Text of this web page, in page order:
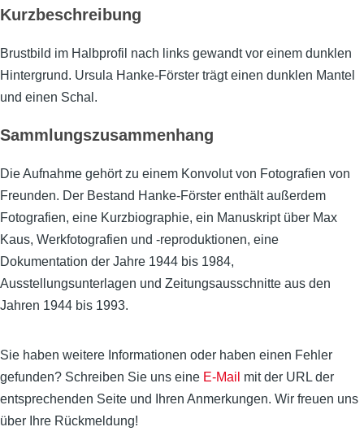
Kurzbeschreibung
Brustbild im Halbprofil nach links gewandt vor einem dunklen
Hintergrund. Ursula Hanke-Förster trägt einen dunklen Mantel
und einen Schal.
Sammlungszusammenhang
Die Aufnahme gehört zu einem Konvolut von Fotografien von
Freunden. Der Bestand Hanke-Förster enthält außerdem
Fotografien, eine Kurzbiographie, ein Manuskript über Max
Kaus, Werkfotografien und -reproduktionen, eine
Dokumentation der Jahre 1944 bis 1984,
Ausstellungsunterlagen und Zeitungsausschnitte aus den
Jahren 1944 bis 1993.
Sie haben weitere Informationen oder haben einen Fehler
gefunden? Schreiben Sie uns eine E-Mail mit der URL der
entsprechenden Seite und Ihren Anmerkungen. Wir freuen uns
über Ihre Rückmeldung!